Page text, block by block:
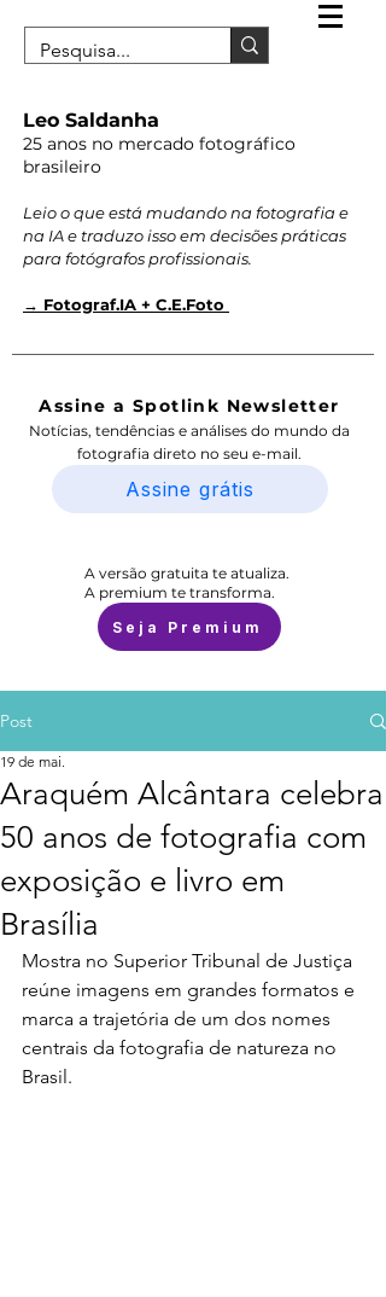
Leo Saldanha
25 anos no mercado fotográfico
brasileiro
Leio o que está mudando na fotografia e
na IA e traduzo isso em decisões práticas
para fotógrafos profissionais.
→ Fotograf.IA + C.E.Foto
Assine a Spotlink Newsletter
Notícias, tendências e análises do mundo da
fotografia direto no seu e-mail.
Assine grátis
A versão gratuita te atualiza.
A premium te transforma.
Seja Premium
Post
Araquém Alcântara celebra
50 anos de fotografia com
exposição e livro em
Brasília
19 de mai.
Mostra no Superior Tribunal de Justiça
reúne imagens em grandes formatos e
marca a trajetória de um dos nomes
centrais da fotografia de natureza no
Brasil.